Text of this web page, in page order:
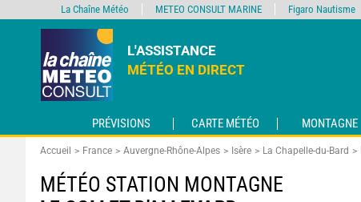
L'ASSISTANCE
MÉTÉO EN DIRECT
PRÉVISIONS CARTE MÉTÉO MONTAGNE
Accueil France Auvergne-Rhône-Alpes Isère La Chapelle-du-Bard
MÉTÉO STATION MONTAGNE
La Chaîne Météo METEO CONSULT MARINE Figaro Nautisme